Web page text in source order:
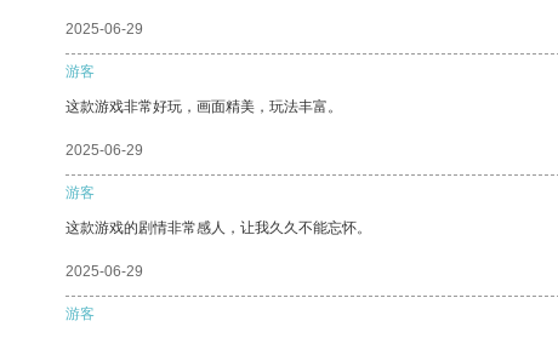
2025-06-29
游客
这款游戏非常好玩，画面精美，玩法丰富。
2025-06-29
游客
这款游戏的剧情非常感人，让我久久不能忘怀。
2025-06-29
游客